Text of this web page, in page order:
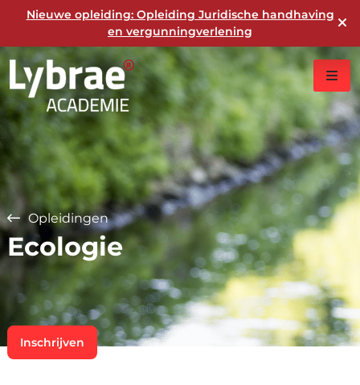
Nieuwe opleiding: Opleiding Juridische handhaving
en vergunningverlening
Opleidingen
Ecologie
Inschrijven